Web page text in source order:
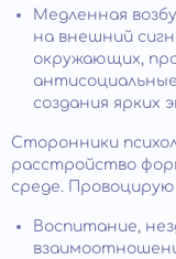
Медленная
на внешний
окружающих,
создания ярких
Сторонники
расстройство
среде.
Воспитание,